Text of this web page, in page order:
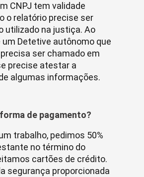
CNPJ tem validade
o relatório precise ser
utilizado na justiça. Ao
Detetive autônomo que
ser chamado em
precise atestar a
algumas informações.
de pagamento?
trabalho, pedimos 50%
no término do
cartões de crédito.
segurança proporcionada